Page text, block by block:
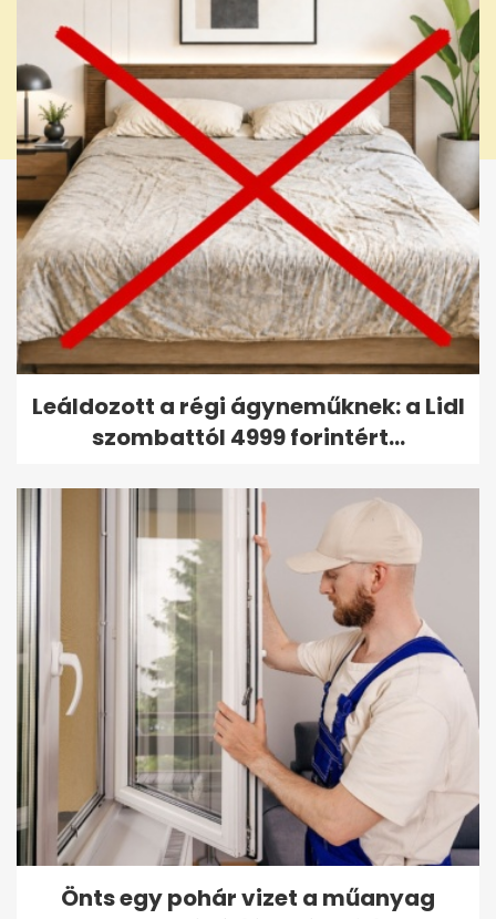
Leáldozott a régi ágyneműknek: a Lidl
szombattól 4999 forintért...
Önts egy pohár vizet a műanyag